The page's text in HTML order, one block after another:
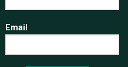
Email